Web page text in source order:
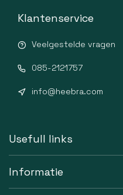
Klantenservice
Veelgestelde vragen
085-2121757
info@heebra.com
Usefull links
Informatie